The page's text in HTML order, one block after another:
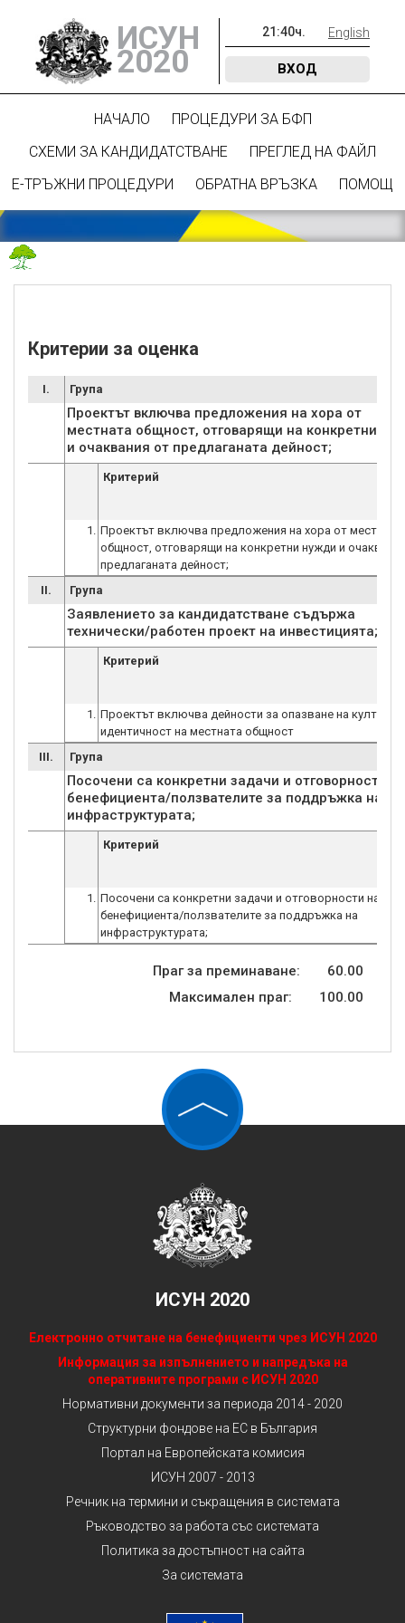
ИСУН
2020
21 :40ч. English
ВХОД
НАЧАЛО
ПРОЦЕДУРИ ЗА БФП
СХЕМИ ЗА КАНДИДАТСТВАНЕ
ПРЕГЛЕД НА ФАЙЛ
Е-ТРЪЖНИ ПРОЦЕДУРИ
ОБРАТНА ВРЪЗКА ПОМОЩ
Критерии за оценка
I. Група
Проектът включва предложения на хора от
местната общност, отговарящи на конкретни
и очаквания от предлаганата дейност;
Критерий
1. Проектът включва предложения на хора от местната
общност, отговарящи на конкретни нужди и
предлаганата дейност;
II.
Група
Заявлението за кандидатстване съдържа
технически/работен проект на инвестицията;
Критерий
1. Проектът включва дейности за опазване на
идентичност на местната общност
III.
Група
Посочени са конкретни задачи и отговорности
бенефициента/ползвателите за поддръжка на
инфраструктурата;
Критерий
1. Посочени са конкретни задачи и отговорности на
бенефициента/ползвателите за поддръжка на
инфраструктурата;
60.00
Праг за преминаване:
100.00
Максимален праг:
ИСУН 2020
Електронно отчитане на бенефициенти чрез ИСУН 2020
Информация за изпълнението и напредъка на
оперативните програми с ИСУН 2020
Нормативни документи за периода 2014 - 2020
Структурни фондове на ЕС в България
Портал на Европейската комисия
ИСУН 2007 - 2013
Речник на термини и съкращения в системата
Ръководство за работа със системата
Политика за достъпност на сайта
За системата